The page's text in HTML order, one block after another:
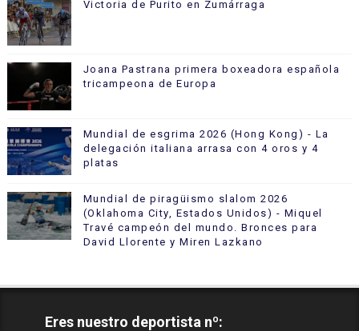
Victoria de Purito en Zumárraga
Joana Pastrana primera boxeadora española
tricampeona de Europa
Mundial de esgrima 2026 (Hong Kong) - La
delegación italiana arrasa con 4 oros y 4
platas
Mundial de piragüismo slalom 2026
(Oklahoma City, Estados Unidos) - Miquel
Travé campeón del mundo. Bronces para
David Llorente y Miren Lazkano
Eres nuestro deportista nº: